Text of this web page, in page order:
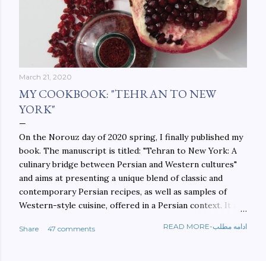
March 21, 2020
MY COOKBOOK: "TEHRAN TO NEW
YORK"
On the Norouz day of 2020 spring, I finally published my
book. The manuscript is titled: "Tehran to New York: A
culinary bridge between Persian and Western cultures"
and aims at presenting a unique blend of classic and
contemporary Persian recipes, as well as samples of
Western-style cuisine, offered in a Persian context. It is
walls. This book aims at constructing a bridge between
Share 47 comments READ MORE-ادامه مطلب